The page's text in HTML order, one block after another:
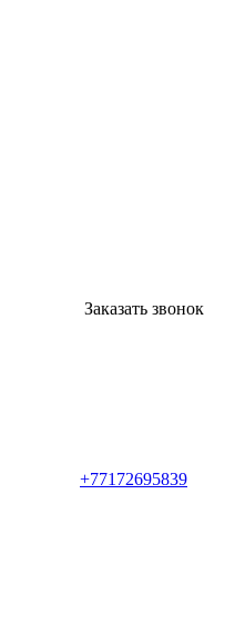
Заказать звонок
+77172695839